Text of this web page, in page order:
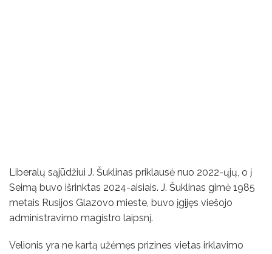
Liberalų sąjūdžiui J. Šuklinas priklausė nuo 2022-ųjų, o į
Seimą buvo išrinktas 2024-aisiais. J. Šuklinas gimė 1985
metais Rusijos Glazovo mieste, buvo įgijęs viešojo
administravimo magistro laipsnį.
Velionis yra ne kartą užėmęs prizines vietas irklavimo